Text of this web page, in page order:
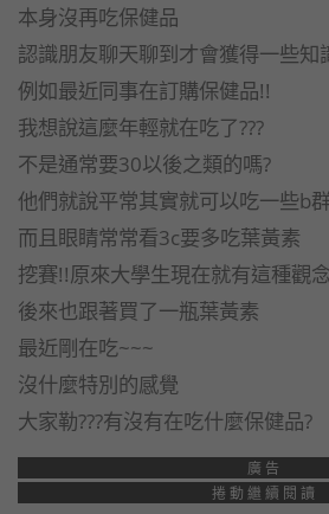
本身沒再吃保健品
認識朋友聊天聊到才會獲得一些知
例如最近同事在訂購保健品!!
我想說這麼年輕就在吃了???
不是通常要30以後之類的嗎?
他們就說平常其實就可以吃一些b
而且眼睛常常看3c要多吃葉黃素
挖賽!!原來大學生現在就有這種觀
後來也跟著買了一瓶葉黃素
最近剛在吃~~~
沒什麼特別的感覺
大家勒???有沒有在吃什麼保健品?
廣告
捲動繼續閱讀